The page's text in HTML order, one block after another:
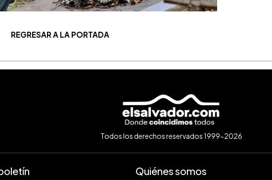
REGRESAR A LA PORTADA
Todos los derechos reservados 1999-2026
Quiénes somos